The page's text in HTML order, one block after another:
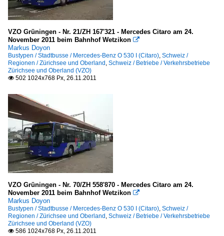
VZO Grüningen - Nr. 21/ZH 167'321 - Mercedes Citaro am 24.
November 2011 beim Bahnhof Wetzikon 
Markus Doyon
Bustypen / Stadtbusse / Mercedes-Benz O 530 I (Citaro), Schweiz /
Regionen / Zürichsee und Oberland , Schweiz / Betriebe / Verkehrsbetriebe
Zürichsee und Oberland (VZO)
 502 1024x768 Px, 26.11.2011
VZO Grüningen - Nr. 70/ZH 558'870 - Mercedes Citaro am 24.
November 2011 beim Bahnhof Wetzikon 
Markus Doyon
Bustypen / Stadtbusse / Mercedes-Benz O 530 I (Citaro), Schweiz /
Regionen / Zürichsee und Oberland , Schweiz / Betriebe / Verkehrsbetriebe
Zürichsee und Oberland (VZO)
 586 1024x768 Px, 26.11.2011